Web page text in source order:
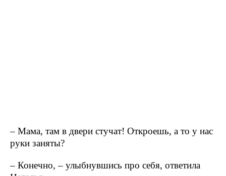
– Мама, там в двери стучат! Откроешь, а то у нас
руки заняты?
– Конечно, – улыбнувшись про себя, ответила